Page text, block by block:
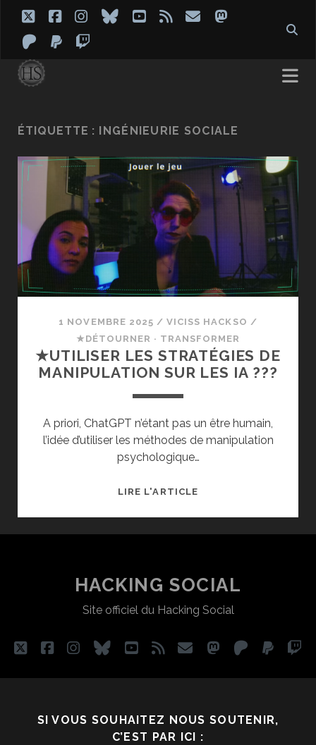
twitterfacebook
instagram
blueskyyoutube
rss emailmastodon
patreon
paypal
ÉTIQUETTE : INGÉNIEURIE SOCIALE
1 NOVEMBRE 2025 /VICISS HACKSO /
★DÉTOURNER · TRANSFORMER
★UTILISER LES STRATÉGIES DE
MANIPULATION SUR LES IA ???
A priori, ChatGPT n’étant pas un être humain,
l’idée d’utiliser les méthodes de manipulation
psychologique…
LIRE L'ARTICLE★UTILISER
LES
IA ???
HACKING SOCIAL
Site officiel du Hacking Social
twitterfacebook
instagram
blueskyyoutube
rss emailmastodon
patreon
SI VOUS SOUHAITEZ NOUS SOUTENIR,
C’EST PAR ICI :